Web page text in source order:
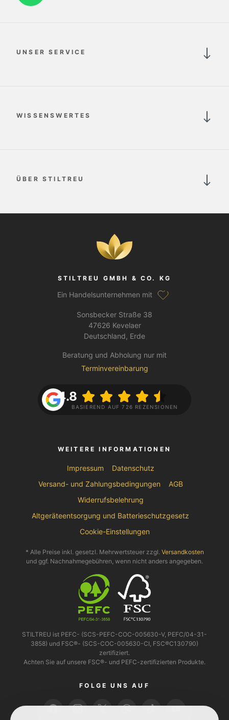
UNSER SERVICE
WISSENSWERTES
ÜBER STILTREU
STILTREU GMBH & CO. KG
Ein Handelsunternehmen mit
Sonsbecker Straße 38
47626 Kevelaer
Deutschland, Erde
Beratung und Abholung nur mit
Terminvereinbarung
4.8
BASIEREND AUF 726 REZENSIONEN
WEITERE INFORMATIONEN
Impressum
Datenschutz
Versand- und Zahlungsbedingungen
AGB
Widerrufsbelehrung
Altgeräteentsorgung und Batterieschutzgesetz
Cookie-Einstellungen
* Alle Preise inkl. gesetzl. Mehrwertsteuer zzgl. Versandkosten
und ggf. Nachnahmegebühren, wenn nicht anders angegeben.
STILTREU ist PEFC- (SCS-PEFC-COC-005630-V, PEFC/04-31-
3858) und FSC®- (SCS-COC-005630-CI, FSC®C130790)
zertifiziert.
Achten Sie auf unsere FSC®- und PEFC-zertifizierten Produkte.
FOLGE UNS AUF